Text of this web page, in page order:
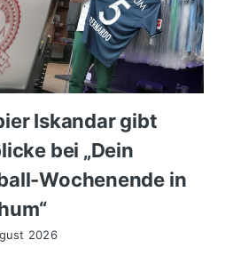
Iskandar gibt
bei „Dein
Wochenende in
2026